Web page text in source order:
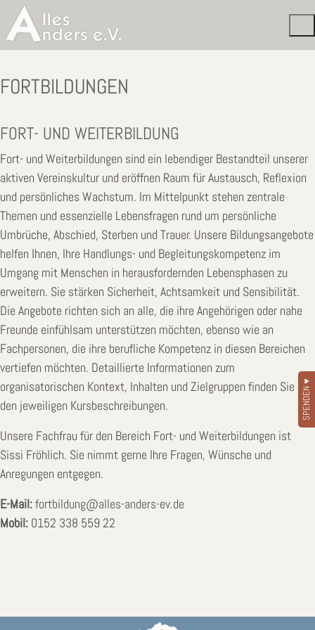
FORTBILDUNGEN
FORT- UND WEITERBILDUNG
Fort- und Weiterbildungen sind ein lebendiger Bestandteil unserer
aktiven Vereinskultur und eröffnen Raum für Austausch, Reflexion
und persönliches Wachstum. Im Mittelpunkt stehen zentrale
Themen und essenzielle Lebensfragen rund um persönliche
Umbrüche, Abschied, Sterben und Trauer. Unsere Bildungsangebote
helfen Ihnen, Ihre Handlungs- und Begleitungskompetenz im
Umgang mit Menschen in herausfordernden Lebensphasen zu
erweitern. Sie stärken Sicherheit, Achtsamkeit und Sensibilität.
Die Angebote richten sich an alle, die ihre Angehörigen oder nahe
Freunde einfühlsam unterstützen möchten, ebenso wie an
Fachpersonen, die ihre berufliche Kompetenz in diesen Bereichen
vertiefen möchten. Detaillierte Informationen zum
organisatorischen Kontext, Inhalten und Zielgruppen finden Sie in
den jeweiligen Kursbeschreibungen.
Unsere Fachfrau für den Bereich Fort- und Weiterbildungen ist
Sissi Fröhlich. Sie nimmt gerne Ihre Fragen, Wünsche und
Anregungen entgegen.
E-Mail:fortbildung@alles-anders-ev.de
Mobil: 0152 338 559 22
SPENDEN ♥